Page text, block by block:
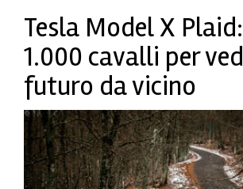
Tesla Model X
1.000 cavalli per
futuro da vicino